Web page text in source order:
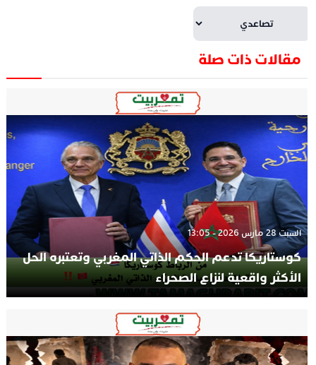
مقالات ذات صلة
السبت 28 مارس 2026 - 13:05
كوستاريكا تدعم الحكم الذاتي المغربي وتعتبره الحل
الأكثر واقعية لنزاع الصحراء